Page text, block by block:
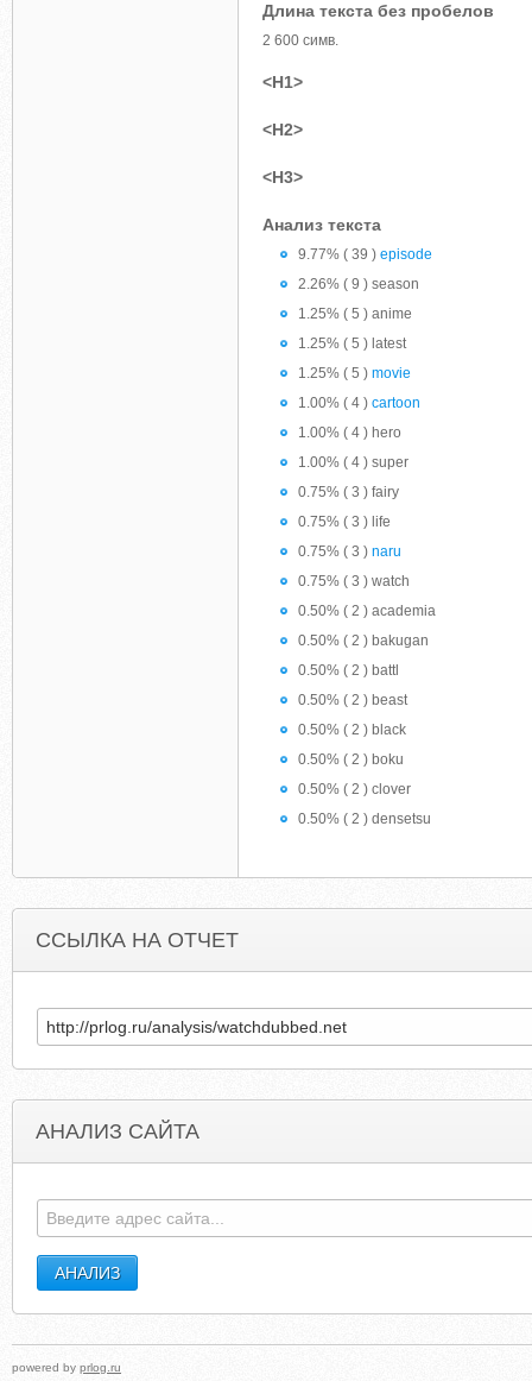
Длина текста без пробелов
2 600 симв.
<H1>
<H2>
<H3>
Анализ текста
9.77% ( 39 ) episode
2.26% ( 9 ) season
1.25% ( 5 ) anime
1.25% ( 5 ) latest
1.25% ( 5 ) movie
1.00% ( 4 ) cartoon
1.00% ( 4 ) hero
1.00% ( 4 ) super
0.75% ( 3 ) fairy
0.75% ( 3 ) life
0.75% ( 3 ) naru
0.75% ( 3 ) watch
0.50% ( 2 ) academia
0.50% ( 2 ) bakugan
0.50% ( 2 ) battl
0.50% ( 2 ) beast
0.50% ( 2 ) black
0.50% ( 2 ) boku
0.50% ( 2 ) clover
0.50% ( 2 ) densetsu
ССЫЛКА НА ОТЧЕТ
АНАЛИЗ САЙТА
powered by prlog.ru